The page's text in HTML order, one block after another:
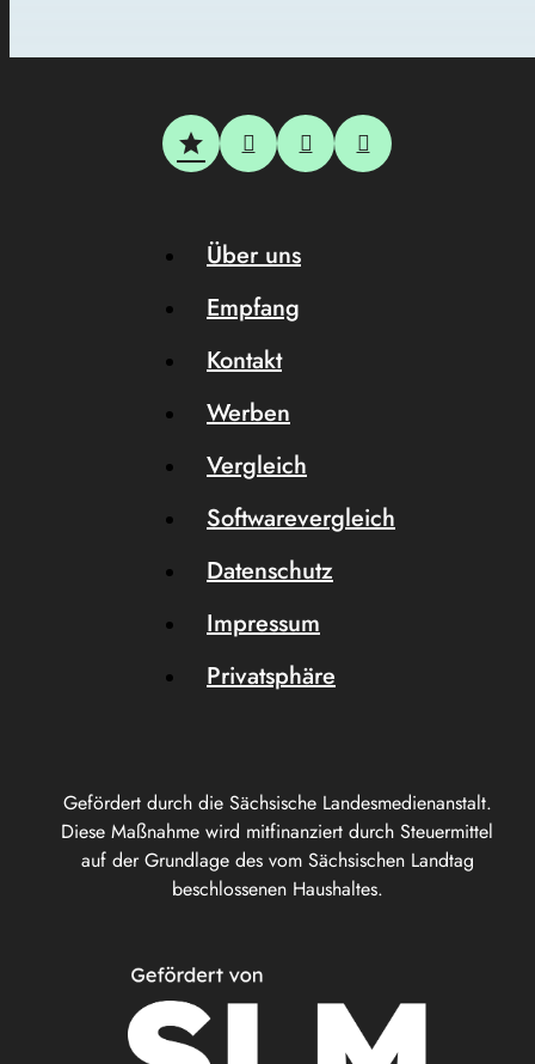
Gefördert durch die Sächsische Landesmedienanstalt.
Diese Maßnahme wird mitfinanziert durch Steuermittel
auf der Grundlage des vom Sächsischen Landtag
beschlossenen Haushaltes.
Über uns
Empfang
Kontakt
Werben
Vergleich
Softwarevergleich
Datenschutz
Impressum
Privatsphäre